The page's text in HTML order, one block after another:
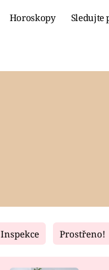
Horoskopy Sledujte
Fresh
Inspekce Prostřeno!